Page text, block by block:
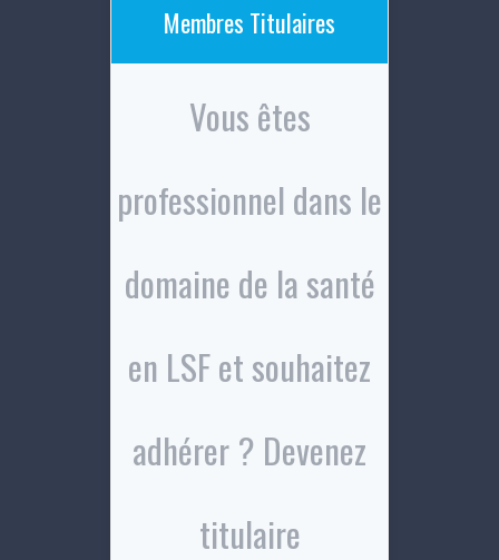
Membres Titulaires
Vous êtes
professionnel dans le
domaine de la santé
en LSF et souhaitez
adhérer ? Devenez
titulaire